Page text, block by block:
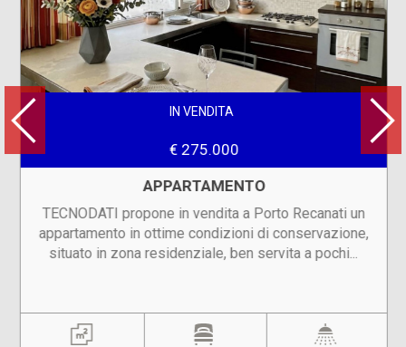
IN VENDITA
€ 275.000
APPARTAMENTO
TECNODATI propone in vendita a Porto Recanati un
appartamento in ottime condizioni di conservazione,
situato in zona residenziale, ben servita a pochi...